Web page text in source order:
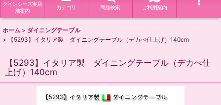
クインシーズ実店
舗案内
カテゴリ 商品検索 ご利用案内
ホーム > ダイニングテーブル
>
【5293】イタリア製 ダイニングテーブル（デカぺ仕上げ）140cm
【5293】イタリア製 ダイニングテーブル（デカぺ仕
上げ）140cm